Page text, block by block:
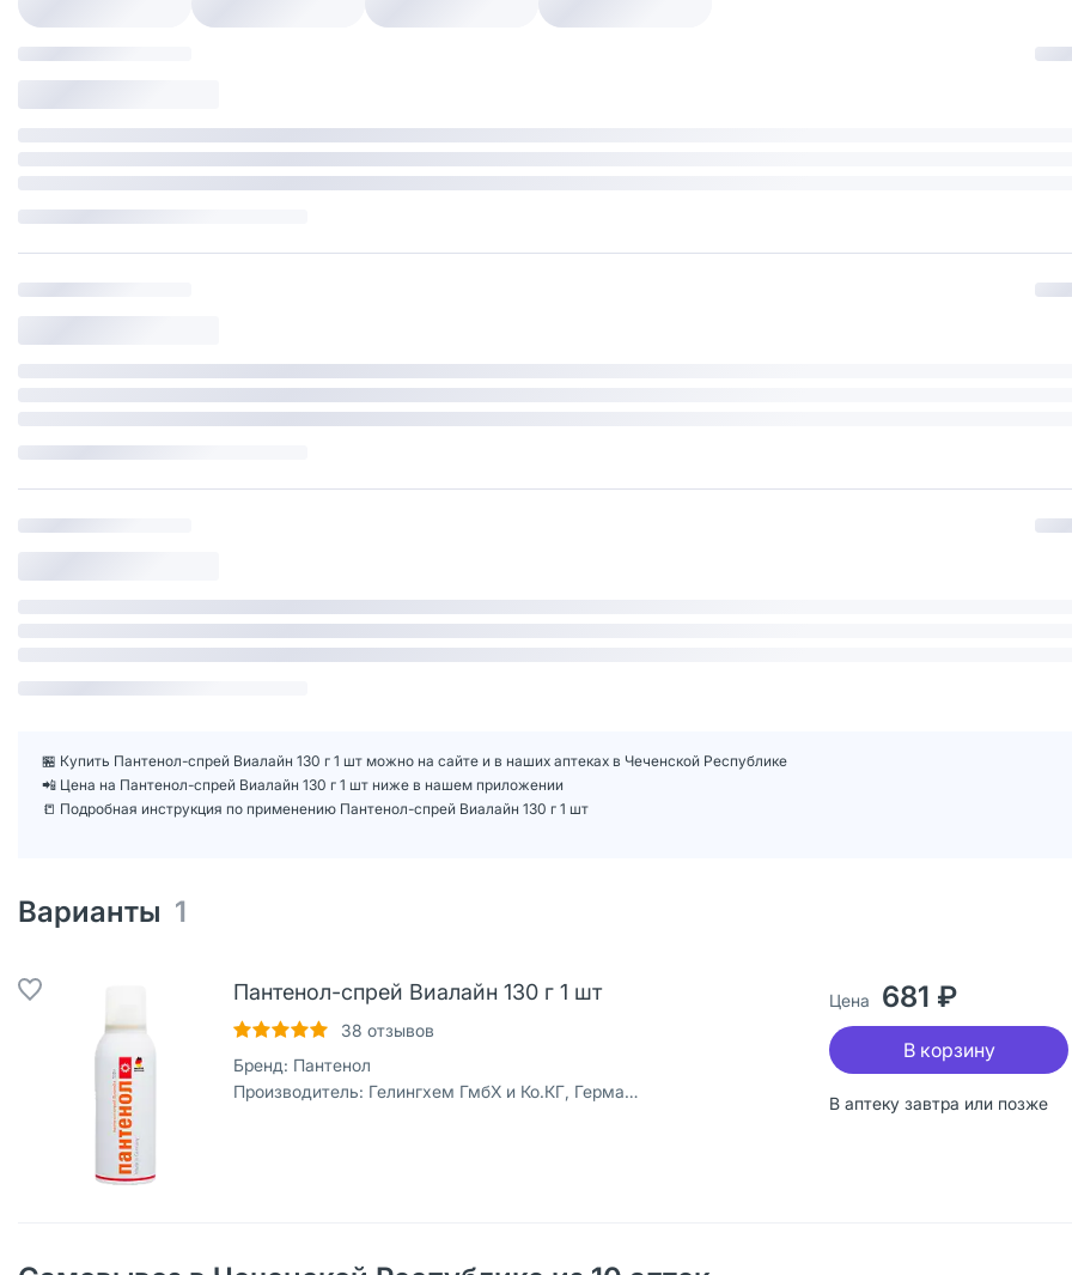
🏪 Купить Пантенол-спрей Виалайн 130 г 1 шт можно на сайте и в наших аптеках в Чеченской Республике
📲 Цена на Пантенол-спрей Виалайн 130 г 1 шт ниже в нашем приложении
📒 Подробная инструкция по применению Пантенол-спрей Виалайн 130 г 1 шт
Варианты 1
Пантенол-спрей Виалайн 130 г 1 шт
38 отзывов
Бренд: Пантенол
Производитель: Гелингхем ГмбХ и Ко.КГ, Германия
В аптеку завтра или позже
Цена 681 ₽
В корзину